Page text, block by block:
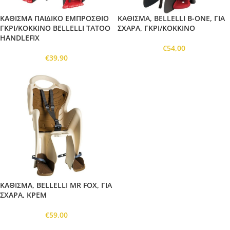
ΚΑΘΙΣΜΑ ΠΑΙΔΙΚΟ ΕΜΠΡΟΣΘΙΟ
ΓΚΡΙ/ΚΟΚΚΙΝΟ BELLELLI TATOO
HANDLEFIX
€39,90
ΚΑΘΙΣΜΑ, BELLELLI B-ONE, ΓΙΑ
ΣΧΑΡΑ, ΓΚΡΙ/ΚΟΚΚΙΝΟ
€54,00
ΚΑΘΙΣΜΑ, BELLELLI MR FOX, ΓΙΑ
ΣΧΑΡΑ, ΚΡΕΜ
€59,00